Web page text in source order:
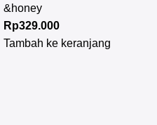
&honey
Rp329.000
Tambah ke keranjang